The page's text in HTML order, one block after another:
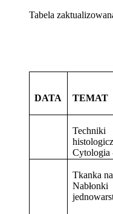
Tabela
DATA TEMAT
Techniki
Cytologia
Tkanka
Nabłonki